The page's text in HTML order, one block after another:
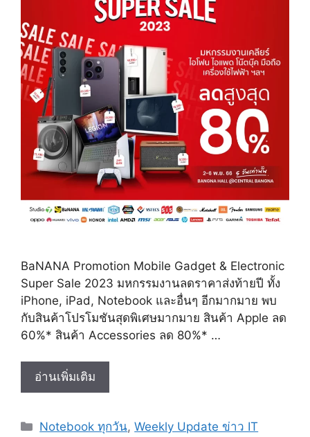
BaNANA Promotion Mobile Gadget & Electronic
Super Sale 2023 มหกรรมงานลดราคาส่งท้ายปี ทั้ง
iPhone, iPad, Notebook และอื่นๆ อีกมากมาย พบ
กับสินค้าโปรโมชันสุดพิเศษมากมาย สินค้า Apple ลด
60%* สินค้า Accessories ลด 80%* …
อ่านเพิ่มเติม
Promotion
Gadget
Categories
Notebook ทุกวัน,Weekly Update ข่าว IT